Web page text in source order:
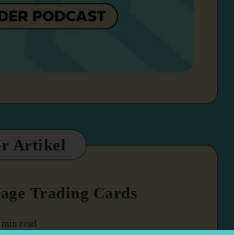
Artikel
Trading Cards
read